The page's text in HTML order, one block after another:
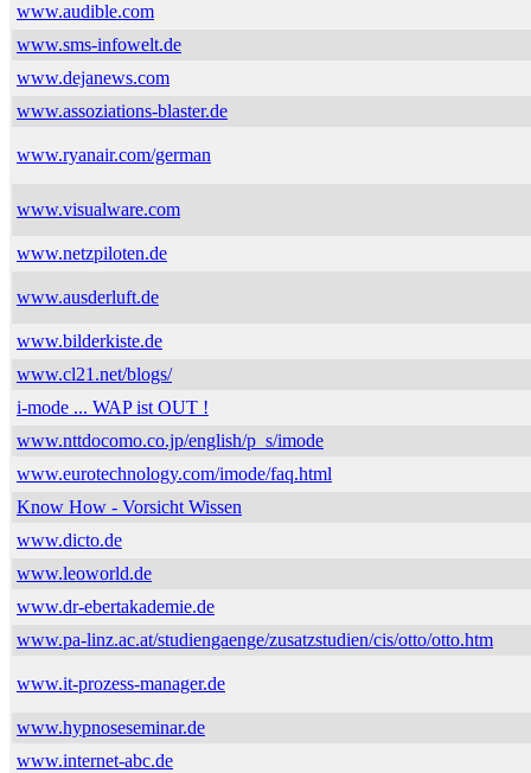
www.audible.com
www.sms-infowelt.de
www.dejanews.com
www.assoziations-blaster.de
www.ryanair.com/german
www.visualware.com
www.netzpiloten.de
www.ausderluft.de
www.bilderkiste.de
www.cl21.net/blogs/
i-mode ... WAP ist OUT !
www.nttdocomo.co.jp/english/p_s/imode
www.eurotechnology.com/imode/faq.html
Know How - Vorsicht Wissen
www.dicto.de
www.leoworld.de
www.dr-ebertakademie.de
www.pa-linz.ac.at/studiengaenge/zusatzstudien/cis/otto/otto.htm
www.it-prozess-manager.de
www.hypnoseseminar.de
www.internet-abc.de